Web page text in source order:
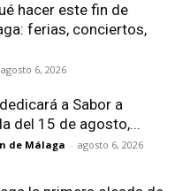
hacer este fin de
ferias, conciertos,
agosto 6, 2026
a Sabor a
del 15 de agosto,...
de Málaga - agosto 6, 2026